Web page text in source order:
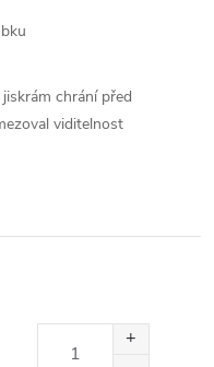
chrání před
viditelnost